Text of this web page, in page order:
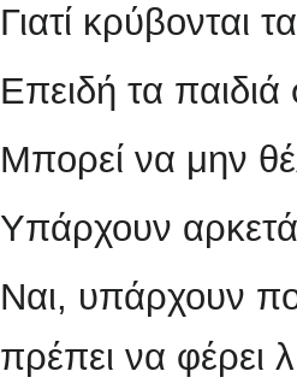
Γιατί κρύβονται
Επειδή τα
Μπορεί να μην
Υπάρχουν
Ναι, υπάρχουν
πρέπει να φέρει